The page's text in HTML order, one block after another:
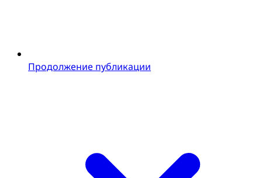
Продолжение публикации